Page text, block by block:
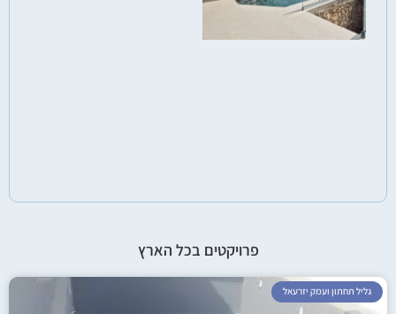
פרויקטים בכל הארץ
גליל תחתון ועמק יזרעאל